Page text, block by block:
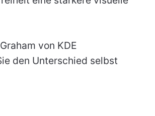
von KDE
den Unterschied selbst